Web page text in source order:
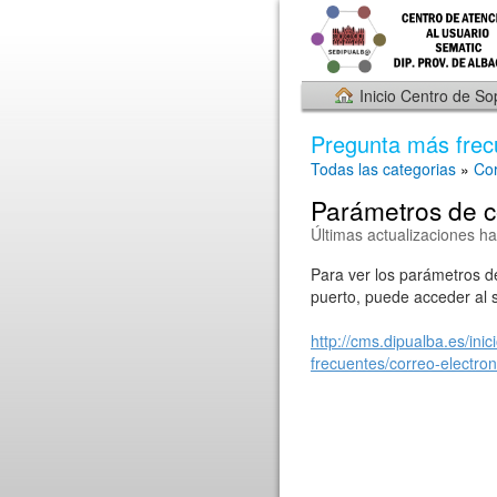
Inicio Centro de
Pregunta más
Todas las categorias »
Parámetros de
Últimas actualizaciones
Para ver los parámetros
puerto, puede acceder al
http://cms.dipualba.es/
frecuentes/correo-